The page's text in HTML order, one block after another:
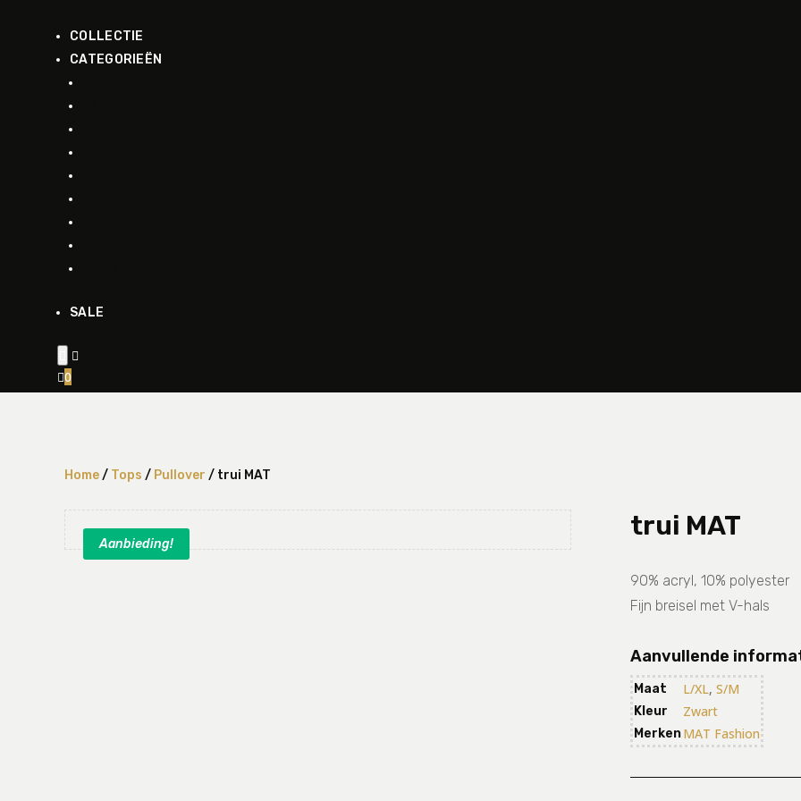
COLLECTIE
CATEGORIEËN
SALE

0
Home/ Tops / Pullover / trui MAT
Aanbieding!
trui MAT
90% acryl, 10% polyester
Fijn breisel met V-hals
Aanvullende
Maat L/XL, S/M
Kleur Zwart
MerkenMAT Fashion